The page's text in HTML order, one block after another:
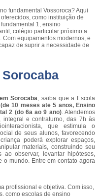
fundamental Vossoroca? Aqui
como instituição de
1, ensino
colégio particular próximo a
equipamentos modernos, e
de suprir a necessidade de
Sorocaba, saiba que a Escola
10 meses ate 5 anos, Ensino
2 (do 6a ao 9 ano). Atendemos
integral e contraturno, das 7h às
que estimula o
de seus alunos, favorecendo
poderá explorar espaços,
materiais, construindo seu
ao observar, levantar hipóteses,
o mundo. Entre em contato agora
profissional e objetiva. Com isso,
como escolas de ensino